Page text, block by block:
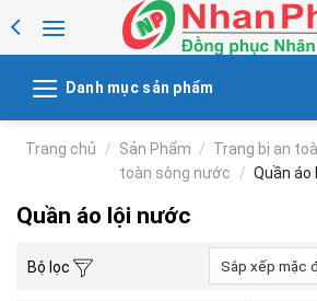
to
Danh mục sản phẩm
Trang chủ / Sản Phẩm / Trang bị an
toàn sông nước
/ Quần áo
Quần áo lội nước
Bộ lọc